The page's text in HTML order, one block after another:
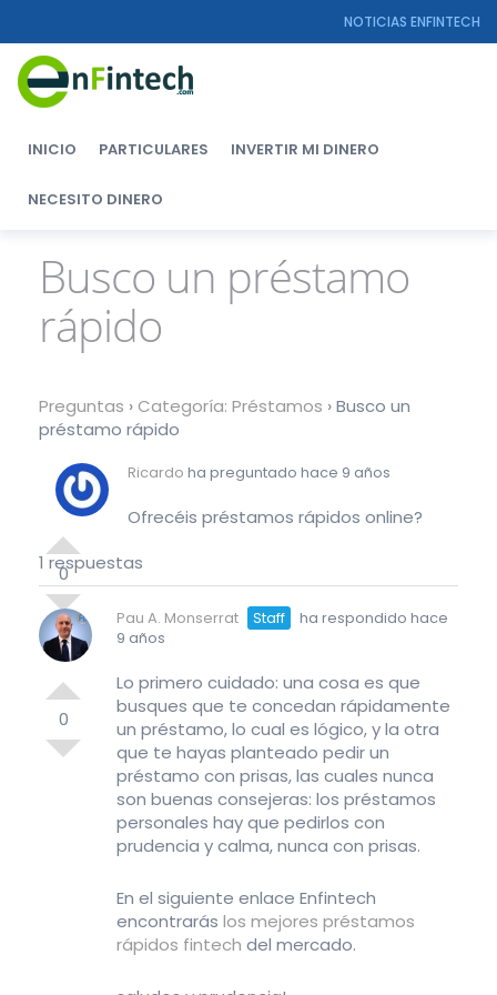
NOTICIAS ENFINTECH
INICIO PARTICULARES INVERTIR MI DINERO
NECESITO DINERO
Busco un préstamo
rápido
Preguntas › Categoría: Préstamos ›Busco un
préstamo rápido
0
Ricardo ha preguntado hace 9 años
Ofrecéis préstamos rápidos online?
1 respuestas
0
Pau A. Monserrat Staff
ha respondido hace
9 años
Lo primero cuidado: una cosa es que
busques que te concedan rápidamente
un préstamo, lo cual es lógico, y la otra
que te hayas planteado pedir un
préstamo con prisas, las cuales nunca
son buenas consejeras: los préstamos
personales hay que pedirlos con
prudencia y calma, nunca con prisas.
En el siguiente enlace Enfintech
encontrarás los mejores préstamos
rápidos fintech del mercado.